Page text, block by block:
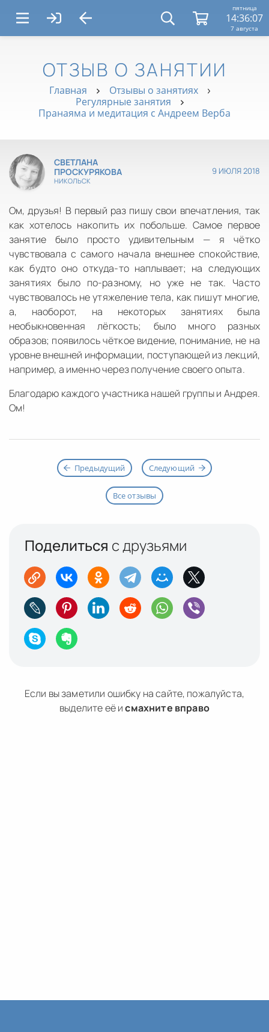
пятница
14:36:07
7 августа
ОТЗЫВ О ЗАНЯТИИ
Главная
Отзывы о занятиях
Регулярные занятия
Пранаяма и медитация с Андреем Верба
СВЕТЛАНА
ПРОСКУРЯКОВА
НИКОЛЬСК
9 ИЮЛЯ 2018
Ом, друзья! В первый раз пишу свои впечатления, так
как хотелось накопить их побольше. Самое первое
занятие было просто удивительным — я чётко
чувствовала с самого начала внешнее спокойствие,
как будто оно откуда-то наплывает; на следующих
занятиях было по-разному, но уже не так. Часто
чувствовалось не утяжеление тела, как пишут многие,
а, наоборот, на некоторых занятиях была
необыкновенная лёгкость; было много разных
образов; появилось чёткое видение, понимание, не на
уровне внешней информации, поступающей из лекций,
например, а именно через получение своего опыта.
Благодарю каждого участника нашей группы и Андрея.
Ом!
Предыдущий Следующий
Все отзывы
Поделиться с друзьями
Если вы заметили ошибку на сайте, пожалуйста,
выделите её исмахните вправо